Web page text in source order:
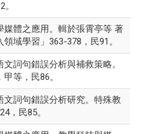
媒體之應用。輯於張霄亭等 著
領域學習」363-378，民91。
詞句錯誤分析與補救策略。
等，民86。
文詞句錯誤分析研究。特殊教
，民85。